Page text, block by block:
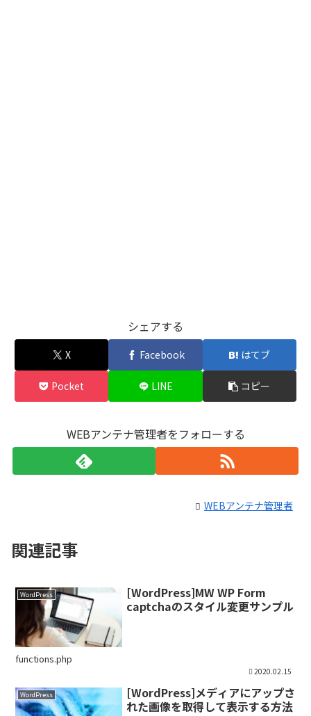
シェアする
X Facebook はてブ
Pocket LINE コピー
WEBアンテナ管理者をフォローする
WEBアンテナ管理者
関連記事
WordPress
[WordPress]MW WP Form
captchaのスタイル変更サンプル
functions.php
2020.02.15
WordPress
[WordPress]メディアにアップさ
れた画像を取得して表示する方法